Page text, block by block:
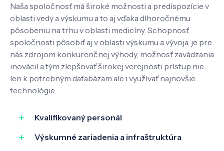
SK EN
Naša spoločnosť má široké možnosti a predispozície v
oblasti vedy a výskumu a to aj vďaka dlhoročnému
pôsobeniu na trhu v oblasti medicíny. Schopnosť
spoločnosti pôsobiť aj v oblasti výskumu a vývoja, je pre
nás zdrojom konkurenčnej výhody, možnosť zavádzania
inovácií a tým zlepšovať širokej verejnosti prístup nie
len k potrebným databázam ale i využívať najnovšie
technológie.
Kvalifikovaný personál
Výskumné zariadenia a infraštruktúra